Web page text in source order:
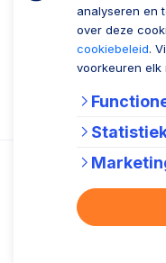
Algemene
analyseren en
over deze
cookiebeleid.
voorkeuren elk